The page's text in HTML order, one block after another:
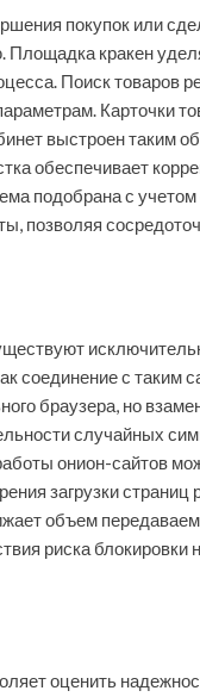
покупок или
Площадка кракен
Поиск товаров
Карточки
выстроен таким
обеспечивает
подобрана с
позволяя
соединение с
браузера, но
случайных
онион-сайтов
загрузки
объем
риска
оценить